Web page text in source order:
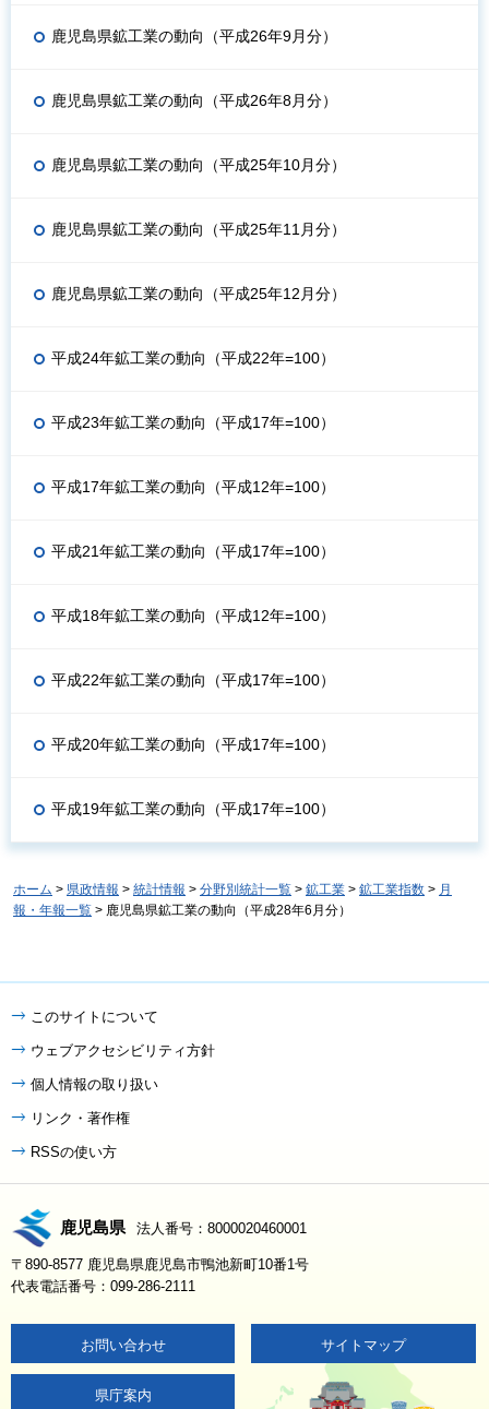
鹿児島県鉱工業の動向（平成26年9月分）
鹿児島県鉱工業の動向（平成26年8月分）
鹿児島県鉱工業の動向（平成25年10月分）
鹿児島県鉱工業の動向（平成25年11月分）
鹿児島県鉱工業の動向（平成25年12月分）
平成24年鉱工業の動向（平成22年=100）
平成23年鉱工業の動向（平成17年=100）
平成17年鉱工業の動向（平成12年=100）
平成21年鉱工業の動向（平成17年=100）
平成18年鉱工業の動向（平成12年=100）
平成22年鉱工業の動向（平成17年=100）
平成20年鉱工業の動向（平成17年=100）
平成19年鉱工業の動向（平成17年=100）
ホーム > 県政情報 > 統計情報 > 分野別統計一覧 > 鉱工業 > 鉱工業指数 > 月
報・年報一覧 > 鹿児島県鉱工業の動向（平成28年6月分）
このサイトについて
ウェブアクセシビリティ方針
個人情報の取り扱い
リンク・著作権
RSSの使い方
鹿児島県 法人番号：8000020460001
〒890-8577 鹿児島県鹿児島市鴨池新町10番1号
代表電話番号：099-286-2111
お問い合わせ サイトマップ
県庁案内